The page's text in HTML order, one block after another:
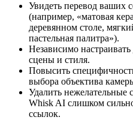
Увидеть перевод ваших
(например, «матовая
деревянном столе,
пастельная палитра»).
Независимо
сцены и стиля.
Повысить
выбора объектива
Удалить нежелательные
Whisk AI слишком
ссылок.